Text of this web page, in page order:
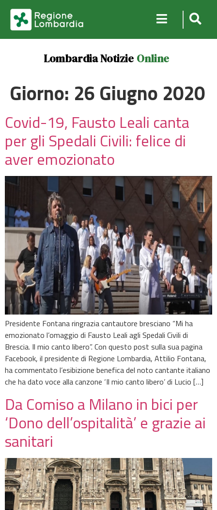
Lombardia Notizie Online
Giorno: 26 Giugno 2020
Covid-19, Fausto Leali canta
per gli Spedali Civili: felice di
aver emozionato
Presidente Fontana ringrazia cantautore bresciano “Mi ha
emozionato l’omaggio di Fausto Leali agli Spedali Civili di
Brescia. Il mio canto libero”. Con questo post sulla sua pagina
Facebook, il presidente di Regione Lombardia, Attilio Fontana,
ha commentato l’esibizione benefica del noto cantante italiano
che ha dato voce alla canzone ‘Il mio canto libero’ di Lucio […]
Da Comiso a Milano in bici per
‘Dono dell’ospitalità’ e grazie ai
sanitari